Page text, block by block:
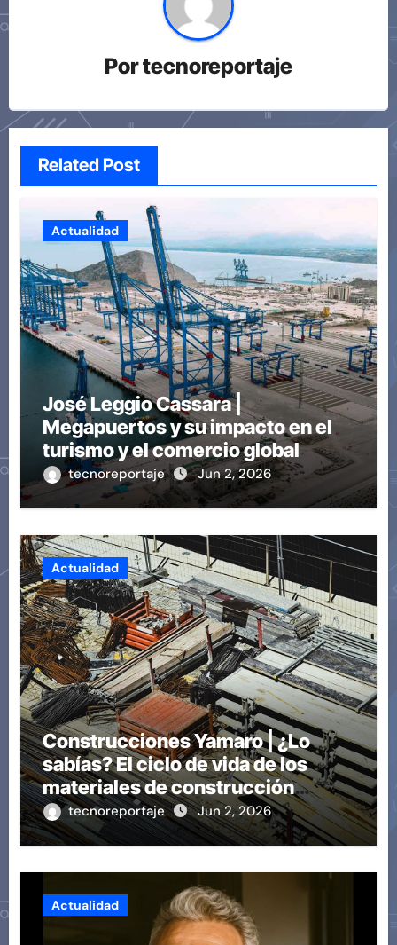
Portecnoreportaje
Related Post
Actualidad
José Leggio Cassara |
Megapuertos y su impacto en el
turismo y el comercio global
tecnoreportaje Jun 2, 2026
Actualidad
Construcciones Yamaro | ¿Lo
sabías? El ciclo de vida de los
materiales de construcción
revoluciona eficiencia en
proyectos modernos
tecnoreportaje Jun 2, 2026
Actualidad